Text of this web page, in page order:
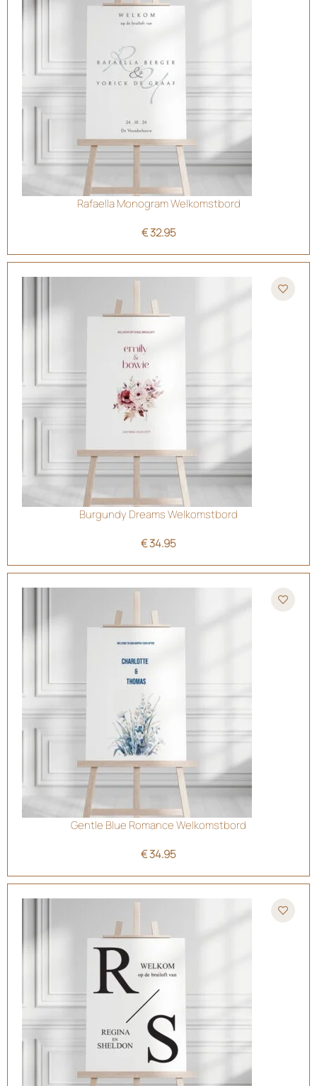
Rafaella Monogram Welkomstbord
€32.95
Burgundy Dreams Welkomstbord
€34.95
Gentle Blue Romance Welkomstbord
€34.95